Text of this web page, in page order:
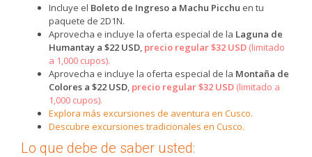
Incluye el Boleto de Ingreso a Machu Picchu en tu
paquete de 2D1N.
Aprovecha e incluye la oferta especial de la Laguna de
Humantay a $22 USD precio regular $32 USD (limitado
a 1,000 cupos).
Aprovecha e incluye la oferta especial de la Montaña de
Colores a $22 USD precio regular $32 USD (limitado a
1,000 cupos).
Explora más excursiones de aventura en Cusco.
Descubre excursiones tradicionales en Cusco.
Lo que debe de saber usted: